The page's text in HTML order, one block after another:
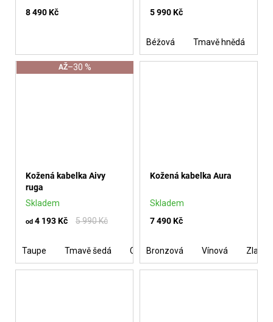
8 490 Kč
5 990 Kč
Béžová Tmavě hnědá
AŽ–30 %
Kožená kabelka Aivy
ruga
Skladem
od 4 193 Kč 5 990 Kč
Taupe Tmavě šedá Cuoio se zlatem Olivová se
Kožená kabelka Aura
Skladem
7 490 Kč
Bronzová Vínová Zlatá